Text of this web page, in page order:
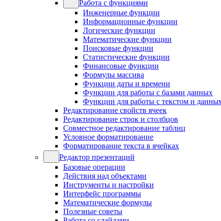
Работа с функциями
Инженерные функции
Информационные функции
Логические функции
Математические функции
Поисковые функции
Статистические функции
Финансовые функции
Формулы массива
Функции даты и времени
Функции для работы с базами данных
Функции для работы с текстом и
Редактирование свойств ячеек
Редактирование строк и столбцов
Совместное редактирование таблиц
Условное форматирование
Форматирование текста в ячейках
Редактор презентаций
Базовые операции
Действия над объектами
Инструменты и настройки
Интерфейс программы
Математические формулы
Полезные советы